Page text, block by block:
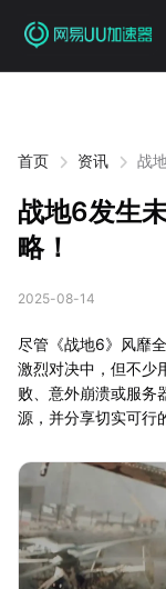
首页 资讯 战
战地6发生
略！
2025-08-14
尽管《战地6》风靡
激烈对决中，但不少
败、意外崩溃或服务
源，并分享切实可行